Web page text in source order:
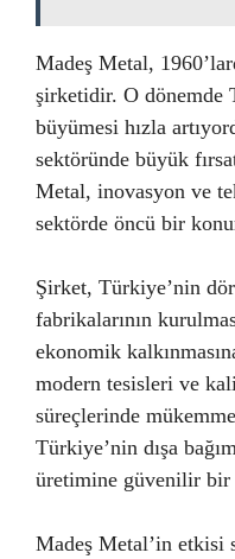
Madeş Metal,
şirketidir. O dönemde
büyümesi hızla
sektöründe büyük
Metal, inovasyon ve
sektörde öncü bir
Şirket, Türkiye’nin
fabrikalarının
ekonomik
modern tesisleri ve
süreçlerinde
Türkiye’nin dışa
üretimine güvenilir bir
Madeş Metal’in etkisi